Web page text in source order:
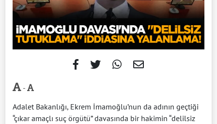
-
Adalet Bakanlığı, Ekrem İmamoğlu’nun da adının geçtiği
“çıkar amaçlı suç örgütü” davasında bir hakimin “delilsiz